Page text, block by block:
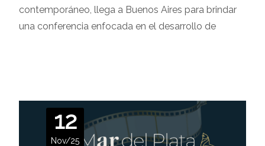
contemporáneo, llega a Buenos Aires para brindar
una conferencia enfocada en el desarrollo de
12
Nov/25